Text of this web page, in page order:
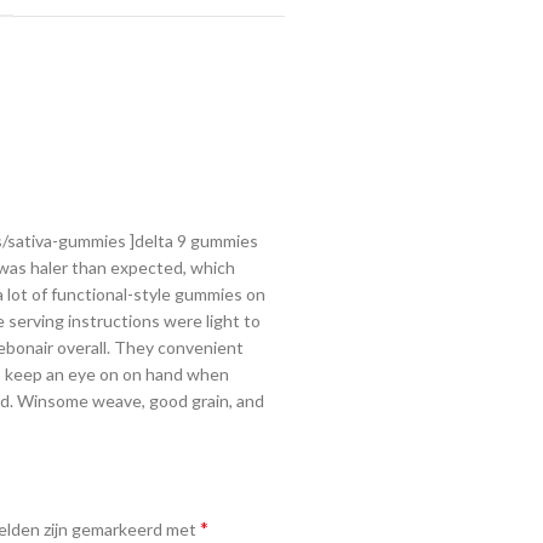
gummies ]delta 9 gummies
haler than expected, which
lot of functional-style gummies on
serving instructions were light to
overall. They convenient
an eye on on hand when
Winsome weave, good grain, and
zijn gemarkeerd met *